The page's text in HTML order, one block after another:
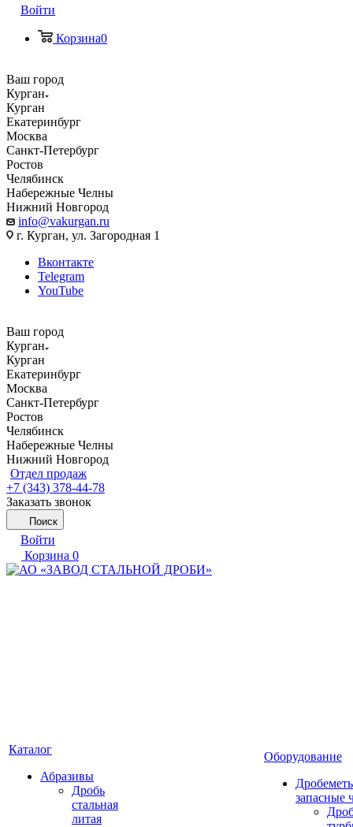
Войти
Корзина0
Ваш город
Курган
Курган
Екатеринбург
Москва
Санкт-Петербург
Ростов
Челябинск
Набережные Челны
Нижний Новгород
info@vakurgan.ru
г. Курган, ул. Загородная 1
Вконтакте
Telegram
YouTube
Ваш город
Курган
Курган
Екатеринбург
Москва
Санкт-Петербург
Ростов
Челябинск
Набережные Челны
Нижний Новгород
Отдел продаж
+7 (343) 378-44-78
Заказать звонок
Поиск
Войти
Корзина 0
Каталог
Абразивы
Дробь
стальная
литая
Оборудование
запасные